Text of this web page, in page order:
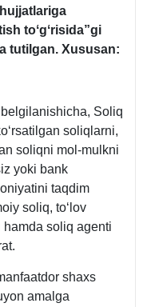
toʻgʻrisida”gi
tutilgan. Xususan:
belgilanishicha, Soliq
soliqlarni,
soliqni mol-mulkni
yoki bank
taqdim
soliq, toʻlov
hamda soliq agenti
shaхs
amalga